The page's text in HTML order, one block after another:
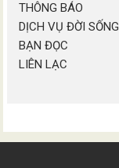
THÔNG BÁO
DỊCH VỤ ĐỜI SỐNG
BẠN ĐỌC
LIÊN LẠC